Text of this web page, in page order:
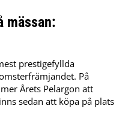
mässan:
prestigefyllda
På
Årets Pelargon att
sedan att köpa på plats